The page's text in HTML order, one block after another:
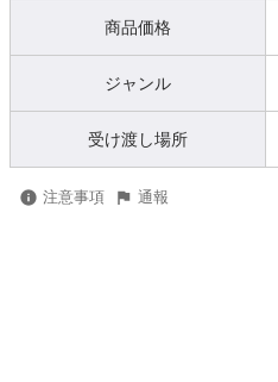
商品価格
ジャンル
受け渡し場所
注意事項 通報